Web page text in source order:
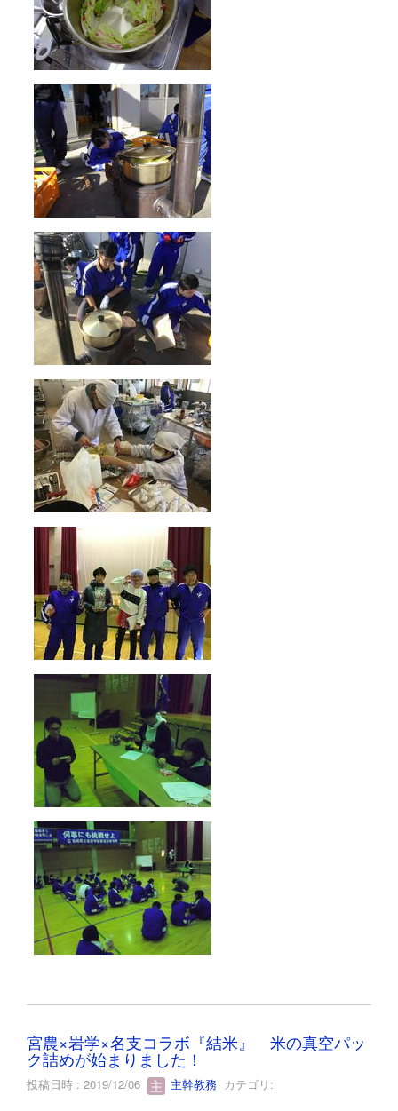
宮農×岩学×名支コラボ『結米』 米の真空パッ
ク詰めが始まりました！
投稿日時 : 2019/12/06 主幹教務 カテゴリ: